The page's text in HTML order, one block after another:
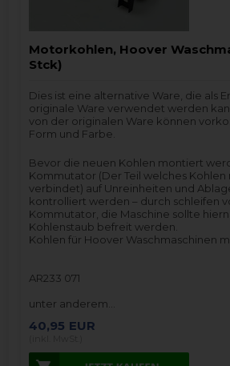
Motorkohlen, Hoover
Stck)
Dies ist eine alternative Ware, die als
originale Ware verwendet werden
von der originalen Ware können
Form und Farbe.
Bevor die neuen Kohlen montiert
Kommutator (Der Teil welches
verbindet) auf Unreinheiten und
kontrolliert werden – durch schleifen
Kommutator, die Maschine sollte
Kohlenstaub befreit werden.
Kohlen für Hoover Waschmaschinen
AR233 071
unter anderem…
40,95 EUR